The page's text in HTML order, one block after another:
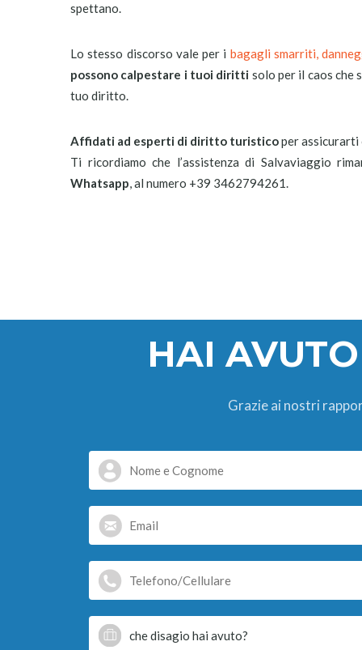
spettano.
Lo stesso discorso vale per i bagagli smarriti,
possono calpestare i tuoi diritti solo per il caos che
tuo diritto.
Affidati ad esperti di diritto turisticoper assicurarti
Ti ricordiamo che l’assistenza di Salvaviaggio
Whatsapp, al numero +39 3462794261.
HAI
Grazie ai nostri